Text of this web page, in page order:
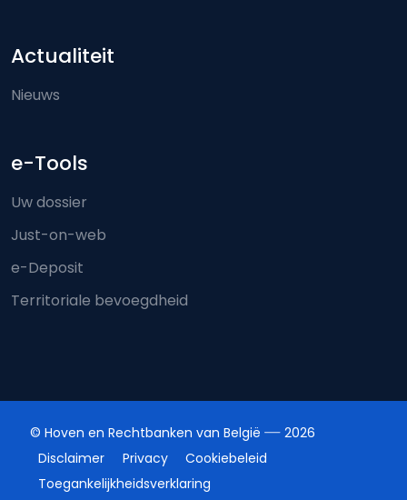
Actualiteit
Nieuws
e-Tools
Uw dossier
Just-on-web
e-Deposit
Territoriale bevoegdheid
© Hoven en Rechtbanken van België
2026
Disclaimer
Privacy
Cookiebeleid
Toegankelijkheidsverklaring